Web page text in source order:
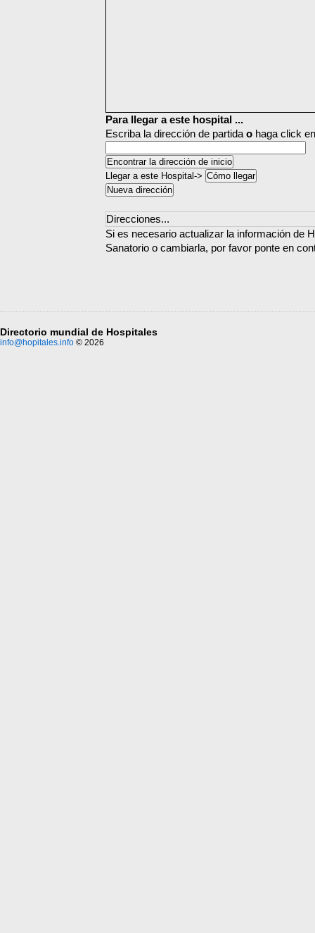
Para llegar a este hospital ...
Escriba la dirección de partida o haga click
Llegar a este Hospital->
Direcciones...
Si es necesario actualizar la información de
Sanatorio o cambiarla, por favor ponte en
Directorio mundial de Hospitales
info@hopitales.info © 2026